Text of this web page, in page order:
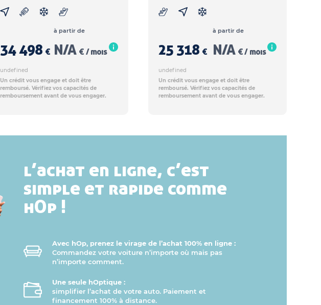
34 498 €
à partir de
N/A € / mois
undefined
Un crédit vous engage et doit être
remboursé. Vérifiez vos capacités de
remboursement avant de vous engager.
25 318 €
à partir de
N/A € / mois
undefined
Un crédit vous engage et doit être
remboursé. Vérifiez vos capacités de
remboursement avant de vous engager.
l’achat en ligne, c’est
simple et rapide comme
hOp !
Avec hOp, prenez le virage de l’achat 100% en ligne :
Commandez votre voiture n’importe où mais pas
n’importe comment.
Une seule hOptique :
simplifier l’achat de votre auto. Paiement et
financement 100% à distance.